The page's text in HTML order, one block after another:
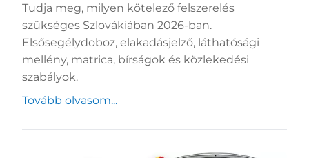
Tudja meg, milyen kötelező felszerelés
szükséges Szlovákiában 2026-ban.
Elsősegélydoboz, elakadásjelző, láthatósági
mellény, matrica, bírságok és közlekedési
szabályok.
Tovább olvasom...